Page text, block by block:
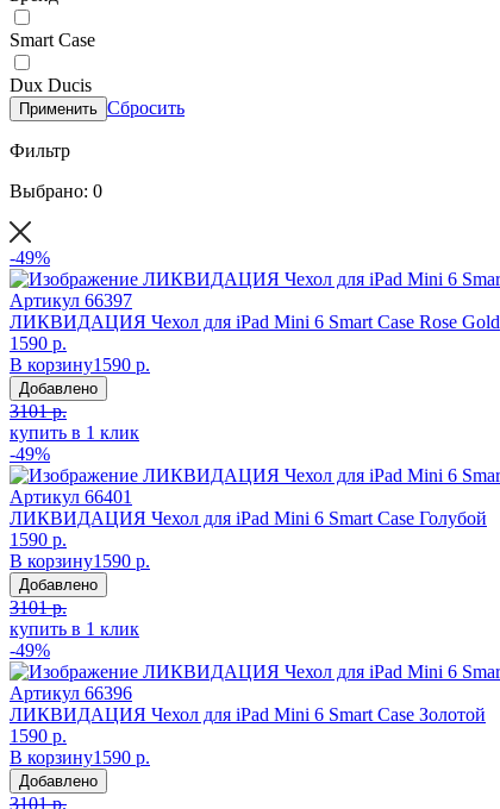
Smart Case
Dux Ducis
Применить Сбросить
Фильтр
Выбрано: 0
-49%
Артикул 66397
ЛИКВИДАЦИЯ Чехол для iPad Mini 6 Smart Case Rose Gold
1590 р.
В корзину1590 р.
Добавлено
3101 р.
купить в 1 клик
-49%
Артикул 66401
ЛИКВИДАЦИЯ Чехол для iPad Mini 6 Smart Case Голубой
1590 р.
В корзину1590 р.
Добавлено
3101 р.
купить в 1 клик
-49%
Артикул 66396
ЛИКВИДАЦИЯ Чехол для iPad Mini 6 Smart Case Золотой
1590 р.
В корзину1590 р.
Добавлено
3101 р.